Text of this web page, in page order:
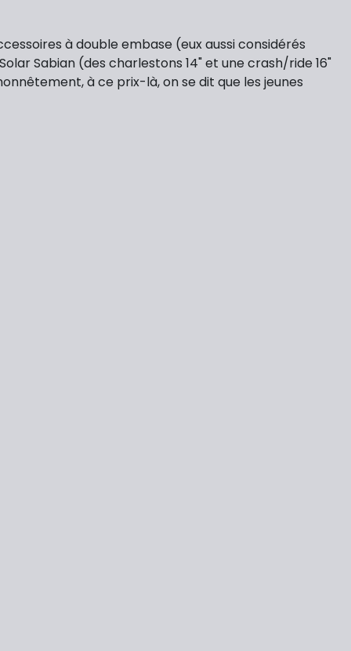
à double embase (eux aussi considérés
Sabian (des charlestons 14" et une crash/ride 16"
à ce prix-là, on se dit que les jeunes